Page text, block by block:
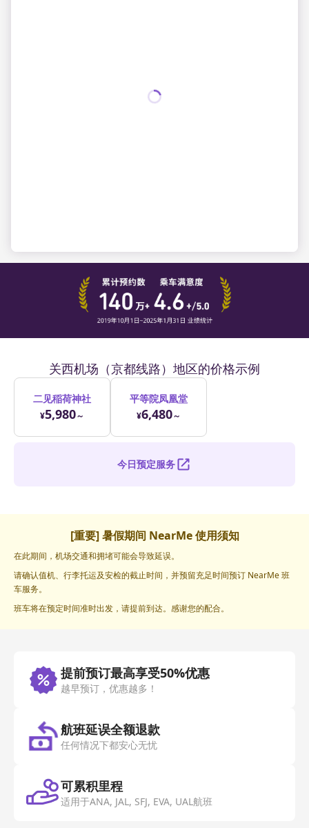
关西机场（京都线路）地区的价格示例
二见稲荷神社
¥5,980～
平等院凤凰堂
¥6,480～
今日预定服务
[重要] 暑假期间 NearMe 使用须知
在此期间，机场交通和拥堵可能会导致延误。
请确认值机、行李托运及安检的截止时间，并预留充足时间预订 NearMe 班
车服务。
班车将在预定时间准时出发，请提前到达。感谢您的配合。
提前预订最高享受50%优惠
越早预订，优惠越多！
航班延误全额退款
任何情况下都安心无忧
可累积里程
适用于ANA, JAL, SFJ, EVA, UAL航班